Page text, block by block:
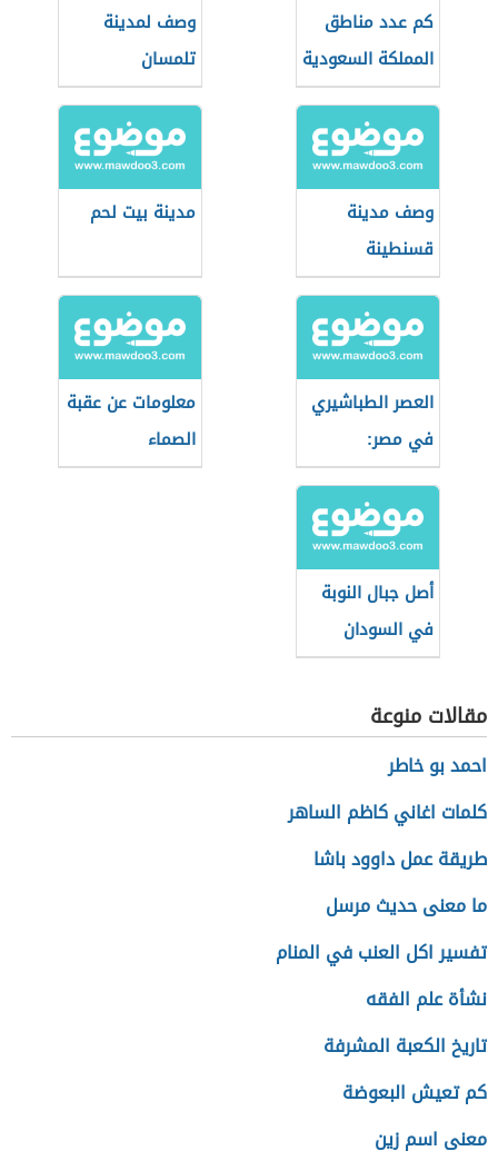
كم عدد مناطق
المملكة السعودية
وصف لمدينة
تلمسان
وصف مدينة
قسنطينة
مدينة بيت لحم
العصر الطباشيري
في مصر:
الجيولوجيا
والأحداث
معلومات عن عقبة
الصماء
أصل جبال النوبة
في السودان
مقالات منوعة
احمد بو خاطر
كلمات اغاني كاظم الساهر
طريقة عمل داوود باشا
ما معنى حديث مرسل
تفسير اكل العنب في المنام
نشأة علم الفقه
تاريخ الكعبة المشرفة
كم تعيش البعوضة
معنى اسم زين